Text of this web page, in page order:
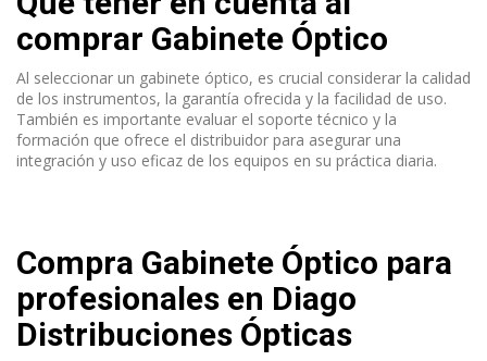
comprar Gabinete Óptico
Al seleccionar un gabinete óptico, es crucial considerar la calidad
de los instrumentos, la garantía ofrecida y la facilidad de uso.
También es importante evaluar el soporte técnico y la
formación que ofrece el distribuidor para asegurar una
integración y uso eficaz de los equipos en su práctica diaria.
Compra Gabinete Óptico para
profesionales en Diago
Distribuciones Ópticas